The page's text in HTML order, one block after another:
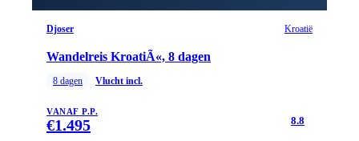
Djoser Kroatië
Wandelreis KroatiÃ«, 8 dagen
8 dagen Vlucht incl.
VANAF P.P.
€1.495 8.8